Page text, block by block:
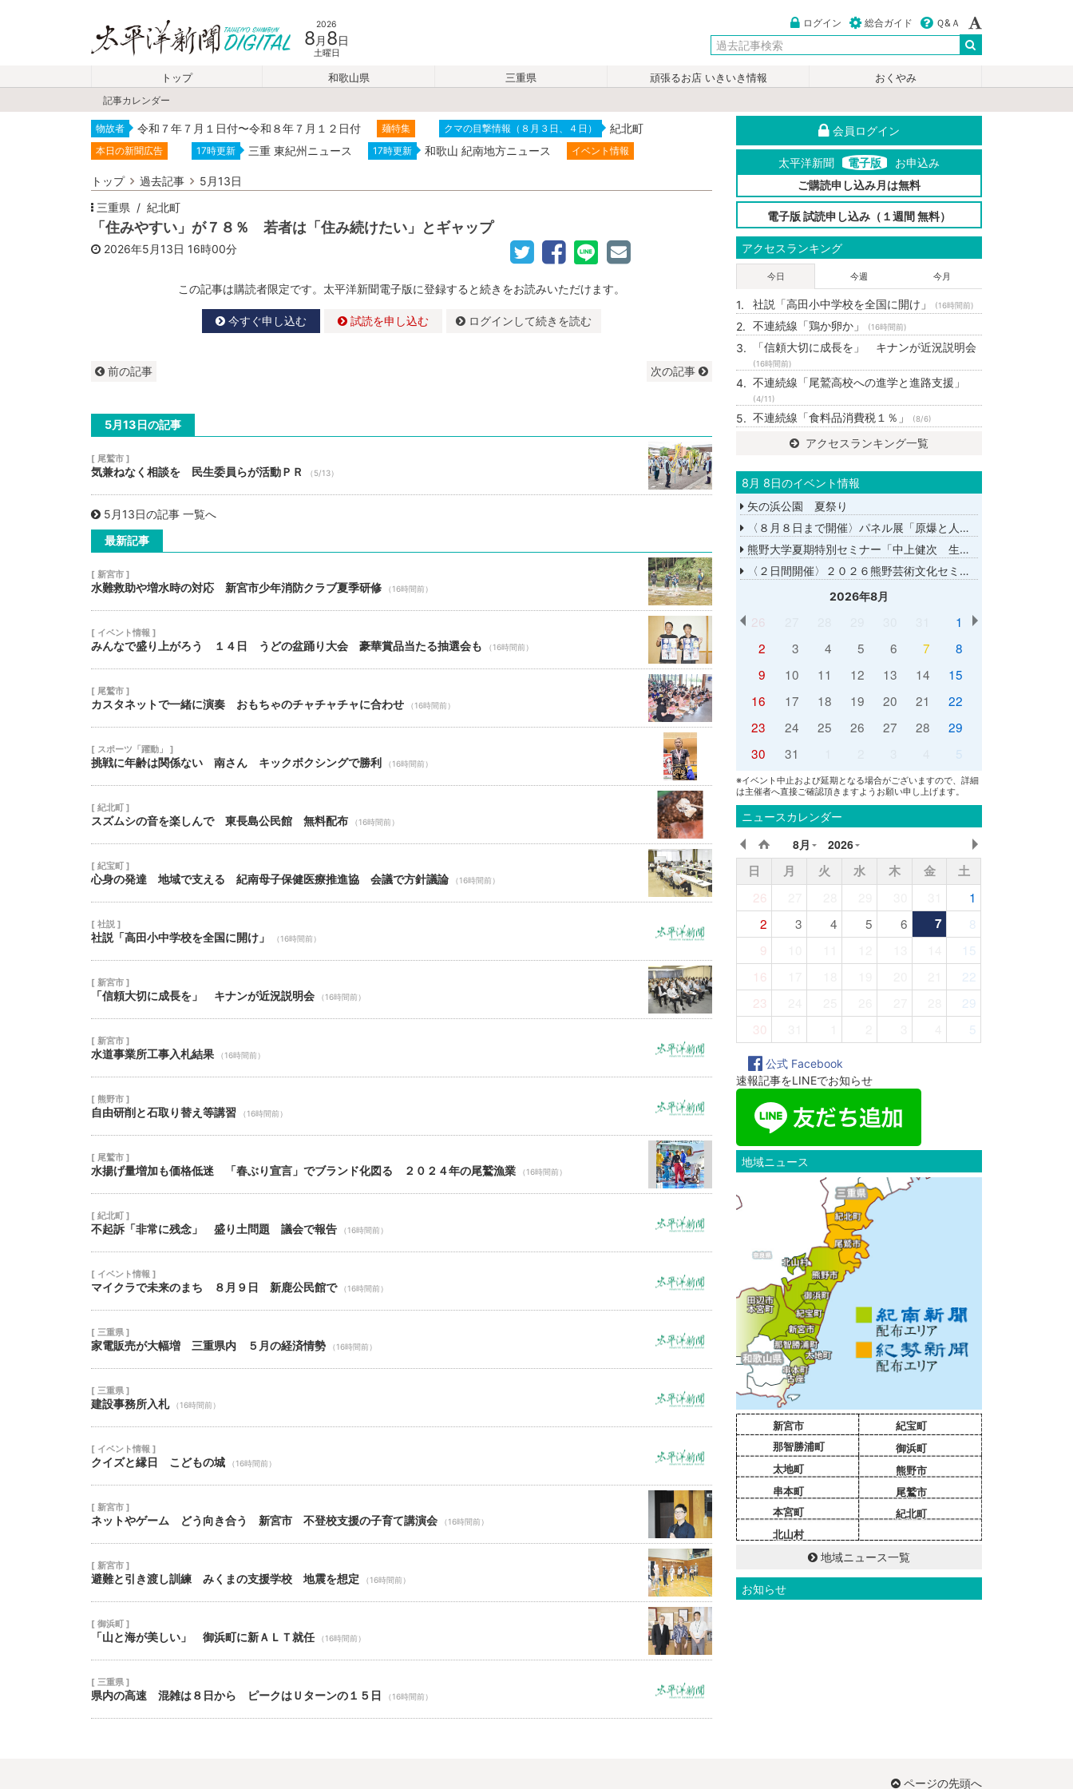
2026
8 月 8日
土曜日
ログイン 総合ガイド Ｑ&Ａ
トップ 和歌山県 三重県 頑張るお店 いきいき情報
おくやみ
記事カレンダー
物故者 令和７年７月１日付〜令和８年７月１２日付 麺特集 クマの目撃情報（８月３日、４日） 紀北町
本日の新聞広告 17時更新 三重 東紀州ニュース 17時更新 和歌山 紀南地方ニュース イベント情報
トップ 過去記事
5月13日
三重県
紀北町
「住みやすい」が７８％ 若者は「住み続けたい」とギャップ
2026年5月13日 16時00分
この記事は購読者限定です。太平洋新聞電子版に登録すると続きをお読みいただけます。
今すぐ申し込む 試読を申し込む ログインして続きを読む
前の記事 次の記事
5月13日の記事
[ 尾鷲市 ]
気兼ねなく相談を 民生委員らが活動ＰＲ （5/13）
5月13日の記事 一覧へ
最新記事
[ 新宮市 ]
水難救助や増水時の対応 新宮市少年消防クラブ夏季研修 （16時間前）
[ イベント情報 ]
みんなで盛り上がろう １４日 うどの盆踊り大会 豪華賞品当たる抽選会も （16時間前）
[ 尾鷲市 ]
カスタネットで一緒に演奏 おもちゃのチャチャチャに合わせ （16時間前）
[ スポーツ「躍動」 ]
挑戦に年齢は関係ない 南さん キックボクシングで勝利 （16時間前）
[ 紀北町 ]
スズムシの音を楽しんで 東長島公民館 無料配布 （16時間前）
[ 紀宝町 ]
心身の発達 地域で支える 紀南母子保健医療推進協 会議で方針議論 （16時間前）
[ 社説 ]
社説「高田小中学校を全国に開け」 （16時間前）
[ 新宮市 ]
「信頼大切に成長を」 キナンが近況説明会 （16時間前）
[ 新宮市 ]
水道事業所工事入札結果 （16時間前）
[ 熊野市 ]
自由研削と石取り替え等講習 （16時間前）
[ 尾鷲市 ]
水揚げ量増加も価格低迷 「春ぶり宣言」でブランド化図る ２０２４年の尾鷲漁業 （16時間前）
[ 紀北町 ]
不起訴「非常に残念」 盛り土問題 議会で報告 （16時間前）
[ イベント情報 ]
マイクラで未来のまち ８月９日 新鹿公民館で （16時間前）
[ 三重県 ]
家電販売が大幅増 三重県内 ５月の経済情勢 （16時間前）
[ 三重県 ]
建設事務所入札 （16時間前）
[ イベント情報 ]
クイズと縁日 こどもの城 （16時間前）
[ 新宮市 ]
ネットやゲーム どう向き合う 新宮市 不登校支援の子育て講演会 （16時間前）
[ 新宮市 ]
避難と引き渡し訓練 みくまの支援学校 地震を想定 （16時間前）
[ 御浜町 ]
「山と海が美しい」 御浜町に新ＡＬＴ就任 （16時間前）
[ 三重県 ]
県内の高速 混雑は８日から ピークはＵターンの１５日 （16時間前）
会員ログイン
太平洋新聞 電子版
お申込み
ご購読申し込み月は無料
電子版 試読申し込み（１週間 無料）
アクセスランキング
今日 今週 今月
社説「高田小中学校を全国に開け」 (16時間前)
不連続線「鶏か卵か」 (16時間前)
「信頼大切に成長を」 キナンが近況説明会
(16時間前)
不連続線「尾鷲高校への進学と進路支援」
(4/11)
不連続線「食料品消費税１％」 (8/6)
アクセスランキング一覧
8月 8日のイベント情報
矢の浜公園 夏祭り
〈８月８日まで開催〉パネル展「原爆と人間展」
熊野大学夏期特別セミナー「中上健次 生誕８０年－時代へのまなざし－」
〈２日間開催〉２０２６熊野芸術文化セミナー
2026年8月
26
1
2
3 4 5 6 7
8
9
10 11 12 13 14
15
16
17 18 19 20 21
22
23
24 25 26 27 28
29
30
31 5
※イベント中止および延期となる場合がございますので、詳細
は主催者へ直接ご確認頂きますようお願い申し上げます。
ニュースカレンダー
8月 2026
日 月 火 水 木 金
土
26
1
2
3 4 5 6 7
8
9
15
16
22
23
29
30
5
公式 Facebook
速報記事をLINEでお知らせ
地域ニュース
新宮市
那智勝浦町
太地町
串本町
本宮町
北山村
紀宝町
御浜町
熊野市
尾鷲市
紀北町
地域ニュース一覧
お知らせ
ページの先頭へ